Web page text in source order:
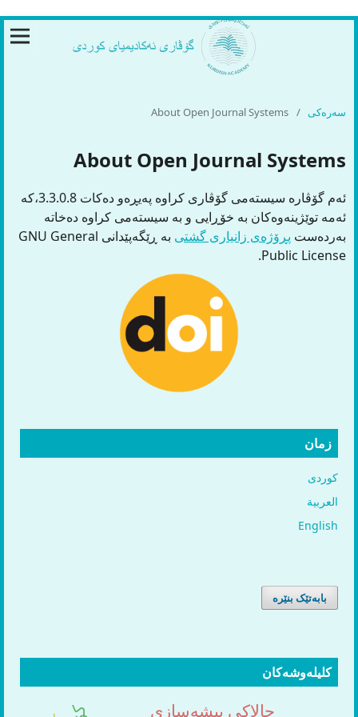
سەرەکی /
About Open Journal Systems
About Open Journal Systems
ئەم گۆڤارە سیستەمی گۆڤاری کراوە پەیڕەو دەکات 3.3.0.8،کە
ئەمە توێژینەوەکان بە خۆڕایی و بە سیستەمی کراوە دەخاتە
بەردەست پڕۆژەی زانیاری گشتی
بە ڕێگەپێدانی GNU General
Public License.
زمان
کوردی
العربية
English
بابەتێک بنێرە
کلیلەوشەکان
چالاکی پیشەسازی